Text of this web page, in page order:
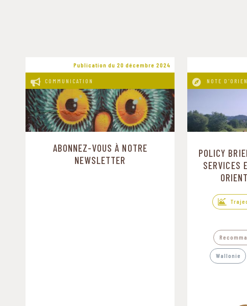
Publication du 20 décembre 2024
COMMUNICATION
ABONNEZ-VOUS À NOTRE
NEWSLETTER
NOTE
POLICY
SERVICES
Wallonie